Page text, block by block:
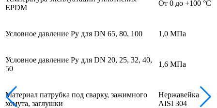
EPDM
От 0 до +100 °С
Условное давление Ру для DN 65, 80, 100 1,0 МПа
Условное давление Ру для DN 20, 25, 32, 40,
50
1,6 МПа
Материал патрубка под сварку, зажимного
хомута, заглушки
Нержавейка
AISI 304